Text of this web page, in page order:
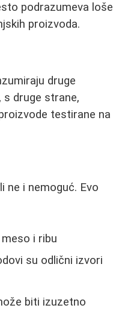
podrazumeva loše
proizvoda.
druge
s druge strane,
testirane na
ne i nemoguć. Evo
i ribu
su odlični izvori
biti izuzetno